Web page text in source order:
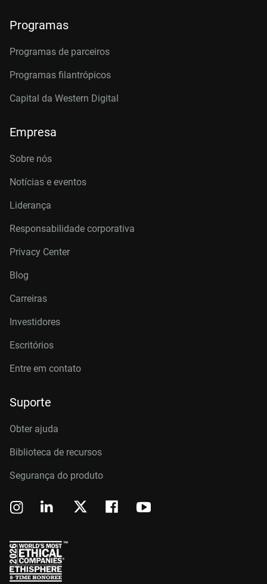
Programas
Programas de parceiros
Programas filantrópicos
Capital da Western Digital
Empresa
Sobre nós
Notícias e eventos
Liderança
Responsabilidade corporativa
Privacy Center
Blog
Carreiras
Investidores
Escritórios
Entre em contato
Suporte
Obter ajuda
Biblioteca de recursos
Segurança do produto